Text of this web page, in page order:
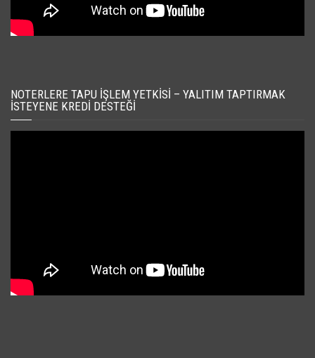
NOTERLERE TAPU İŞLEM YETKISI – YALITIM TAPTIRMAK
İSTEYENE KREDI DESTEĞI